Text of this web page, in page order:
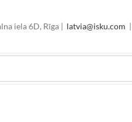
iela 6D, Rīga | latvia@isku.com |